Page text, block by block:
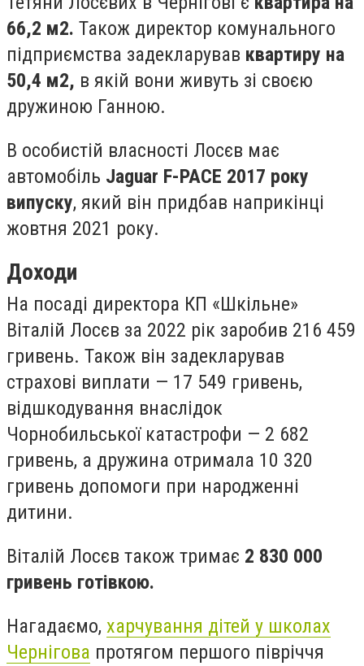
66,2 м2. Також директор комунального
підприємства задекларував квартиру на
50,4 м2, в якій вони живуть зі своєю
дружиною Ганною.
В особистій власності Лосєв має
автомобіль Jaguar F-PACE 2017 року
випуску, який він придбав наприкінці
жовтня 2021 року.
Доходи
На посаді директора КП «Шкільне»
Віталій Лосєв за 2022 рік заробив 216 459
гривень. Також він задекларував
страхові виплати — 17 549 гривень,
відшкодування внаслідок
Чорнобильської катастрофи — 2 682
гривень, а дружина отримала 10 320
гривень допомоги при народженні
дитини.
Віталій Лосєв також тримає 2 830 000
гривень готівкою.
Нагадаємо, харчування дітей у школах
Чернігова протягом першого півріччя